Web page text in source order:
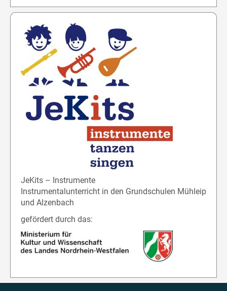
JeKits – Instrumente
Instrumentalunterricht in den Grundschulen Mühleip
und Alzenbach
gefördert durch das: